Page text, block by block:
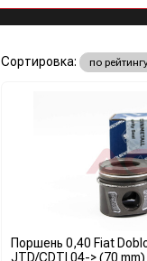
Сортировка: по
Поршень 0,40 Fiat
JTD/CDTI 04-> (70 mm)